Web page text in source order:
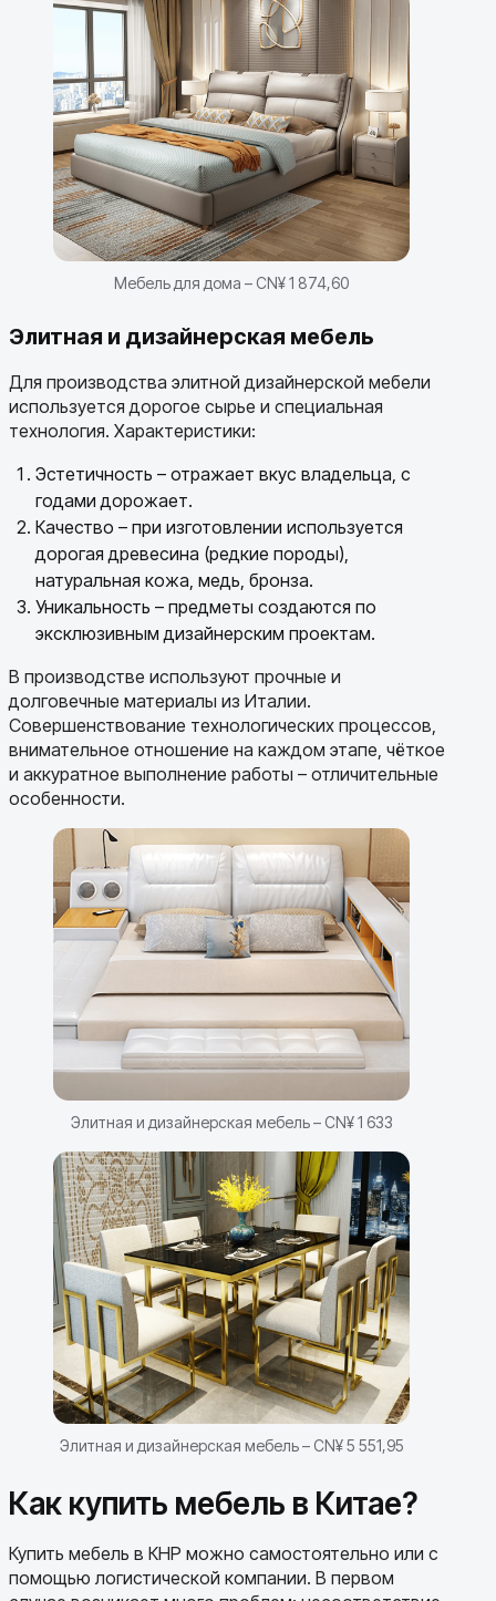
Мебель для дома – CN¥ 1 874,60
Элитная и дизайнерская мебель
Для производства элитной дизайнерской мебели
используется дорогое сырье и специальная
технология. Характеристики:
Эстетичность – отражает вкус владельца, с
годами дорожает.
Качество – при изготовлении используется
дорогая древесина (редкие породы),
натуральная кожа, медь, бронза.
Уникальность – предметы создаются по
эксклюзивным дизайнерским проектам.
В производстве используют прочные и
долговечные материалы из Италии.
Совершенствование технологических процессов,
внимательное отношение на каждом этапе, чёткое
и аккуратное выполнение работы – отличительные
особенности.
Элитная и дизайнерская мебель – CN¥ 1 633
Элитная и дизайнерская мебель – CN¥ 5 551,95
Как купить мебель в Китае?
Купить мебель в КНР можно самостоятельно или с
помощью логистической компании. В первом